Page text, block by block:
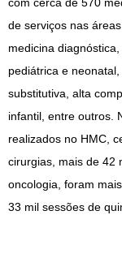
com cerca de 570
de serviços nas
medicina
pediátrica e
substitutiva, alta
infantil, entre outros.
realizados no HMC,
cirurgias, mais de 42
oncologia, foram
33 mil sessões de